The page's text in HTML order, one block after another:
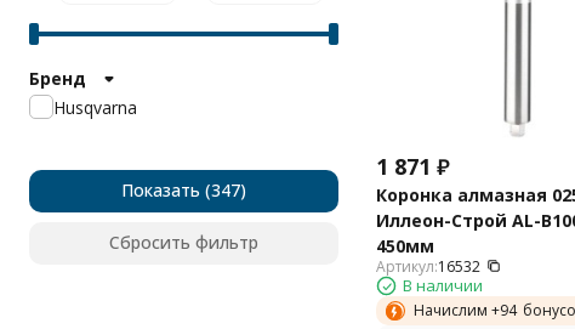
1 871 ₽
Коронка алмазная
Иллеон-Строй AL-
450мм
Артикул:16532
В наличии
Начислим +94
Бренд
Husqvarna
Показать
Сбросить фильтр